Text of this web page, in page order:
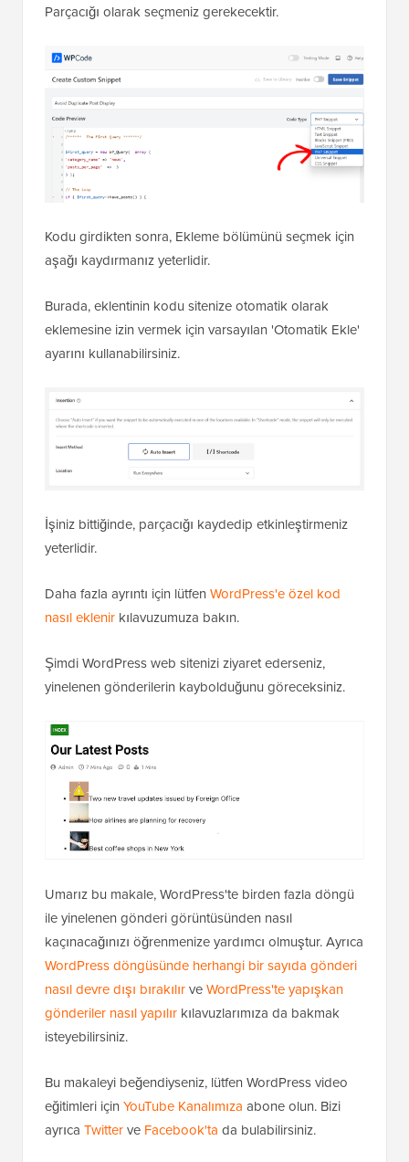
Parçacığı olarak seçmeniz gerekecektir.
Kodu girdikten sonra, Ekleme bölümünü seçmek için
aşağı kaydırmanız yeterlidir.
Burada, eklentinin kodu sitenize otomatik olarak
eklemesine izin vermek için varsayılan 'Otomatik Ekle'
ayarını kullanabilirsiniz.
İşiniz bittiğinde, parçacığı kaydedip etkinleştirmeniz
yeterlidir.
Daha fazla ayrıntı için lütfen WordPress'e özel kod
nasıl eklenir kılavuzumuza bakın.
Şimdi WordPress web sitenizi ziyaret ederseniz,
yinelenen gönderilerin kaybolduğunu göreceksiniz.
Umarız bu makale, WordPress'te birden fazla döngü
ile yinelenen gönderi görüntüsünden nasıl
kaçınacağınızı öğrenmenize yardımcı olmuştur. Ayrıca
WordPress döngüsünde herhangi bir sayıda gönderi
nasıl devre dışı bırakılırveWordPress'te yapışkan
gönderiler nasıl yapılır kılavuzlarımıza da bakmak
isteyebilirsiniz.
Bu makaleyi beğendiyseniz, lütfen WordPress video
eğitimleri için YouTube Kanalımıza abone olun. Bizi
ayrıca Twitterve Facebook'ta da bulabilirsiniz.